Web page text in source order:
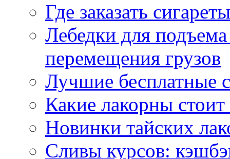
Где заказать
Лебедки для
перемещения грузов
Лучшие бесплатные
Какие лакорны стоит
Новинки тайских
Сливы курсов: